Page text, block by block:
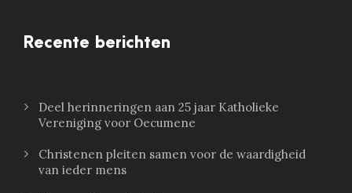
Recente berichten
Deel herinneringen aan 25 jaar Katholieke
Vereniging voor Oecumene
Christenen pleiten samen voor de waardigheid
van ieder mens